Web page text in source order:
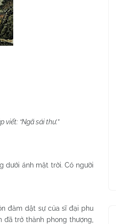
“Ngã sái thư.”
ánh mặt trời. Có người
đàm dật sự của sĩ đại phu
trở thành phong thượng,